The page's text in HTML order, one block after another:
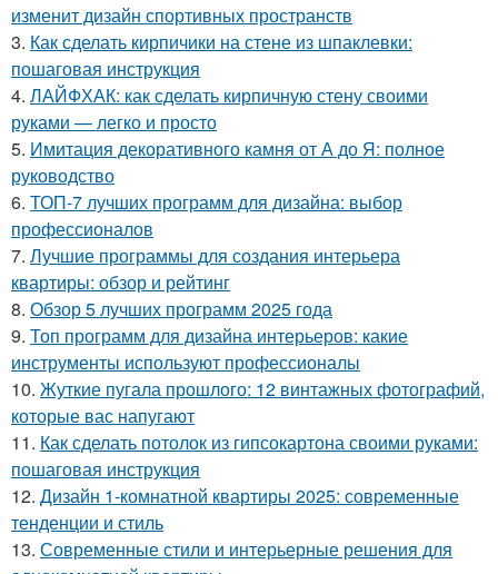
изменит дизайн спортивных пространств
3. Как сделать кирпичики на стене из шпаклевки:
пошаговая инструкция
4. ЛАЙФХАК: как сделать кирпичную стену своими
руками — легко и просто
5. Имитация декоративного камня от А до Я: полное
руководство
6. ТОП-7 лучших программ для дизайна: выбор
профессионалов
7. Лучшие программы для создания интерьера
квартиры: обзор и рейтинг
8. Обзор 5 лучших программ 2025 года
9. Топ программ для дизайна интерьеров: какие
инструменты используют профессионалы
10. Жуткие пугала прошлого: 12 винтажных фотографий,
которые вас напугают
11. Как сделать потолок из гипсокартона своими руками:
пошаговая инструкция
12. Дизайн 1-комнатной квартиры 2025: современные
тенденции и стиль
13. Современные стили и интерьерные решения для